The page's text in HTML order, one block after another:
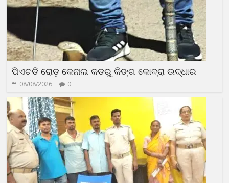
ପିଏଚଡି ରୋଡ଼ କେନାଲ କଡରୁ କିଙ୍ଗ କୋବ୍ରା ଉଦ୍ଧାର
08/08/2026 0